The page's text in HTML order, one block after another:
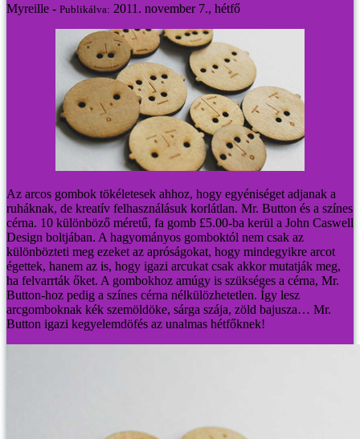
Myreille - Publikálva: 2011. november 7., hétfő
Az arcos gombok tökéletesek ahhoz, hogy egyéniséget adjanak a
ruháknak, de kreatív felhasználásuk korlátlan. Mr. Button és a színes
cérna. 10 különböző méretű, fa gomb £5.00-ba kerül a John Caswell
Design boltjában. A hagyományos gomboktól nem csak az
különbözteti meg ezeket az apróságokat, hogy mindegyikre arcot
égettek, hanem az is, hogy igazi arcukat csak akkor mutatják meg,
ha felvarrták őket. A gombokhoz amúgy is szükséges a cérna, Mr.
Button-hoz pedig a színes cérna nélkülözhetetlen. Így lesz
arcgomboknak kék szemöldöke, sárga szája, zöld bajusza… Mr.
Button igazi kegyelemdöfés az unalmas hétfőknek!